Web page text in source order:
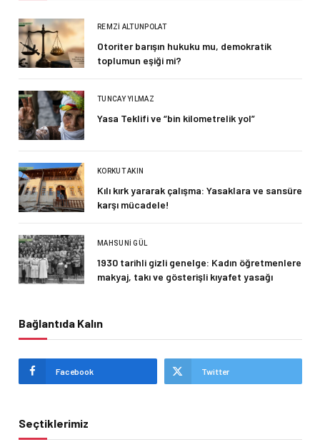
REMZI ALTUNPOLAT
Otoriter barışın hukuku mu, demokratik
toplumun eşiği mi?
TUNCAY YILMAZ
Yasa Teklifi ve “bin kilometrelik yol”
KORKUT AKIN
Kılı kırk yararak çalışma: Yasaklara ve sansüre
karşı mücadele!
MAHSUNI GÜL
1930 tarihli gizli genelge: Kadın öğretmenlere
makyaj, takı ve gösterişli kıyafet yasağı
Bağlantıda Kalın
Facebook Twitter
Seçtiklerimiz